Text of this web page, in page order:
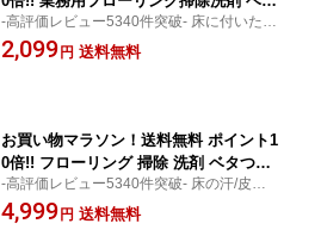
つくフローリングの掃除 スプレーして
拭くだけでベタベタ解消 サラサラ床に
-高評価レビュー5340件突破- 床に付いた皮
脂洗浄＋ワックス皮膜を強化!拭くほどに床
光沢の維持ができるメンテ洗剤の決定版!
2,099 円 送料無料
お買い物マラソン！送料無料 ポイント1
0倍!! フローリング 掃除 洗剤 ベタつく
フローリングの掃除 ベタベタ解消 サラ
サラの床に コーティング効果 床用洗剤
-高評価レビュー5340件突破- 床の汗/皮脂/
べたつき洗浄と同時にワックス皮膜を強化!
拭くほどに床光沢の維持向上ができるメン
4,999 円 送料無料